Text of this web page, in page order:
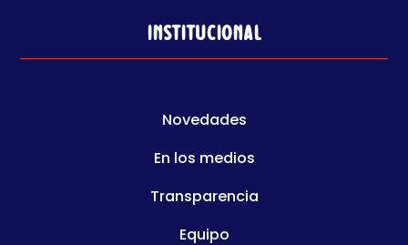
Institucional
Novedades
En los medios
Transparencia
Equipo